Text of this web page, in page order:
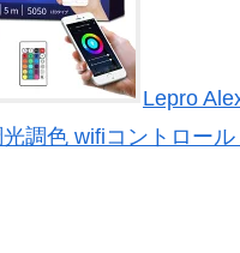
Lepro
調色 wifiコントロー